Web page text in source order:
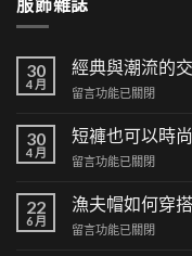
30
4 月
經典與潮流的
在
典
與
潮
的
交
集：
留言功能已關閉
30
4 月
短褲也可以時
在
褲
也
可
留言功能已關閉
22
6 月
漁夫帽如何穿
在
留言功能已關閉